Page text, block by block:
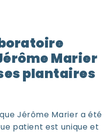
Marier
plantaires
Jérôme Marier a été
patient est unique et